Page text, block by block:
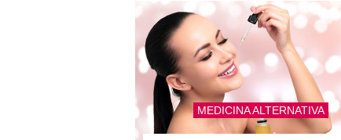
MEDICINA ALTERNATIVA